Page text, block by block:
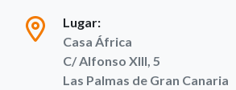
Lugar:
Casa África
C/ Alfonso XIII, 5
Las Palmas de Gran Canaria